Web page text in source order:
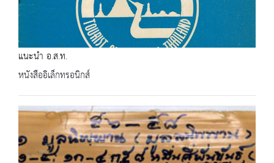
แนะนำ อ.ส.ท.
หนังสืออิเล็กทรอนิกส์